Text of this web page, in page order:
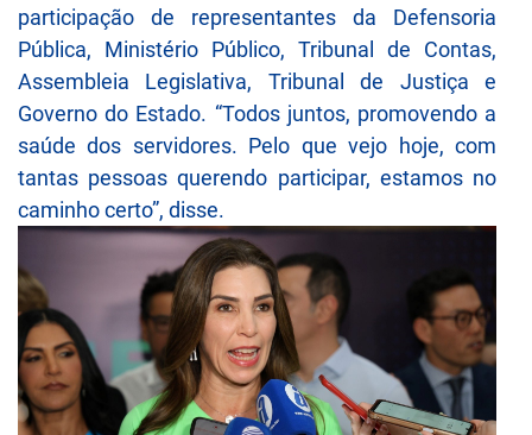
participação de representantes da Defensoria
Pública, Ministério Público, Tribunal de Contas,
Assembleia Legislativa, Tribunal de Justiça e
Governo do Estado. “Todos juntos, promovendo a
saúde dos servidores. Pelo que vejo hoje, com
tantas pessoas querendo participar, estamos no
caminho certo”, disse.